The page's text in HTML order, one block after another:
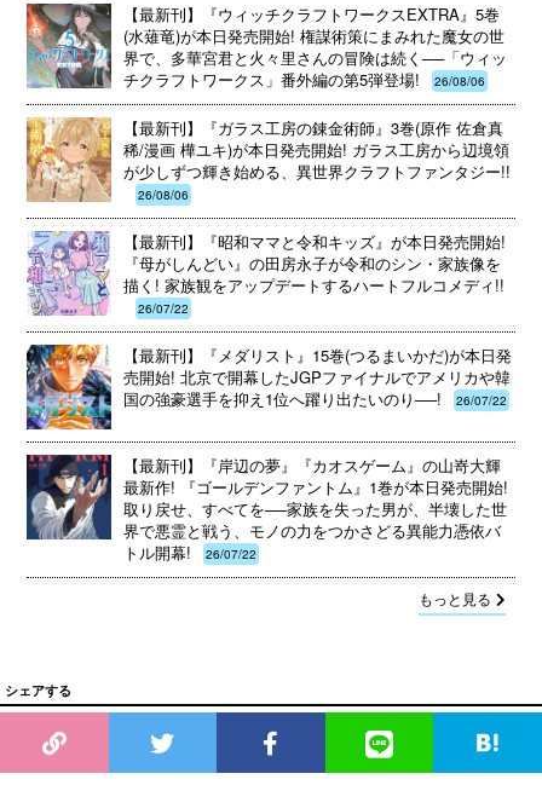
【最新刊】『ウィッチクラフトワークスEXTRA』5巻
(水薙竜)が本日発売開始! 権謀術策にまみれた魔女の世
界で、多華宮君と火々里さんの冒険は続く──「ウィッ
チクラフトワークス」番外編の第5弾登場!
26/08/06
【最新刊】『ガラス工房の錬金術師』3巻(原作 佐倉真
稀/漫画 樺ユキ)が本日発売開始! ガラス工房から辺境領
が少しずつ輝き始める、異世界クラフトファンタジー!!
26/08/06
【最新刊】『昭和ママと令和キッズ』が本日発売開始!
『母がしんどい』の田房永子が令和のシン・家族像を
描く! 家族観をアップデートするハートフルコメディ!!
26/07/22
【最新刊】『メダリスト』15巻(つるまいかだ)が本日発
売開始! 北京で開幕したJGPファイナルでアメリカや韓
国の強豪選手を抑え1位へ躍り出たいのり──!
26/07/22
【最新刊】『岸辺の夢』『カオスゲーム』の山嵜大輝
最新作! 『ゴールデンファントム』1巻が本日発売開始!
取り戻せ、すべてを──家族を失った男が、半壊した世
界で悪霊と戦う、モノの力をつかさどる異能力憑依バ
トル開幕!
26/07/22
もっと見る
シェアする